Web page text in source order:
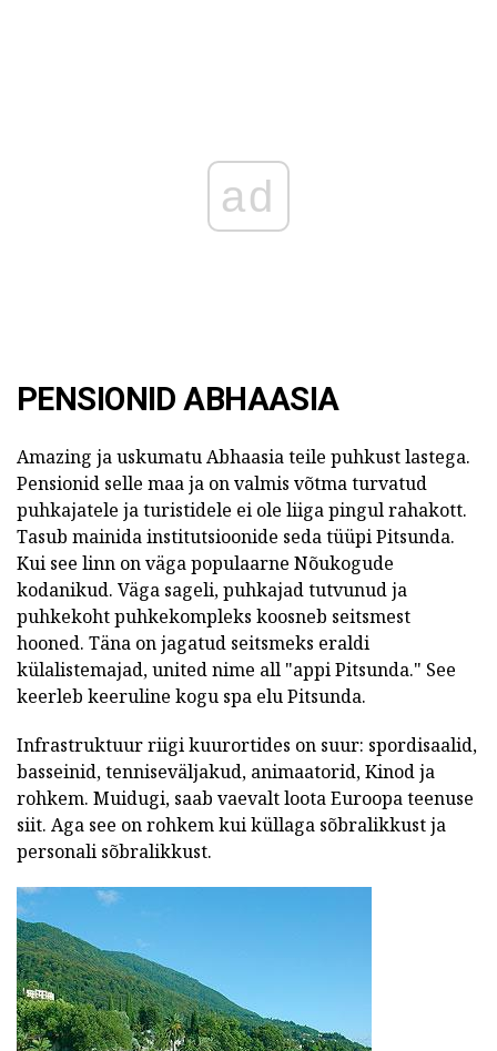
ad
PENSIONID ABHAASIA
Amazing ja uskumatu Abhaasia teile puhkust lastega.
Pensionid selle maa ja on valmis võtma turvatud
puhkajatele ja turistidele ei ole liiga pingul rahakott.
Tasub mainida institutsioonide seda tüüpi Pitsunda.
Kui see linn on väga populaarne Nõukogude
kodanikud. Väga sageli, puhkajad tutvunud ja
puhkekoht puhkekompleks koosneb seitsmest
hooned. Täna on jagatud seitsmeks eraldi
külalistemajad, united nime all "appi Pitsunda." See
keerleb keeruline kogu spa elu Pitsunda.
Infrastruktuur riigi kuurortides on suur: spordisaalid,
basseinid, tenniseväljakud, animaatorid, Kinod ja
rohkem. Muidugi, saab vaevalt loota Euroopa teenuse
siit. Aga see on rohkem kui küllaga sõbralikkust ja
personali sõbralikkust.